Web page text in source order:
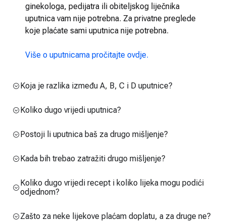
ginekologa, pedijatra ili obiteljskog liječnika
uputnica vam nije potrebna. Za privatne preglede
koje plaćate sami uputnica nije potrebna.
Više o uputnicama pročitajte ovdje.
Koja je razlika između A, B, C i D uputnice?
Koliko dugo vrijedi uputnica?
Postoji li uputnica baš za drugo mišljenje?
Kada bih trebao zatražiti drugo mišljenje?
Koliko dugo vrijedi recept i koliko lijeka mogu podići
odjednom?
Zašto za neke lijekove plaćam doplatu, a za druge ne?